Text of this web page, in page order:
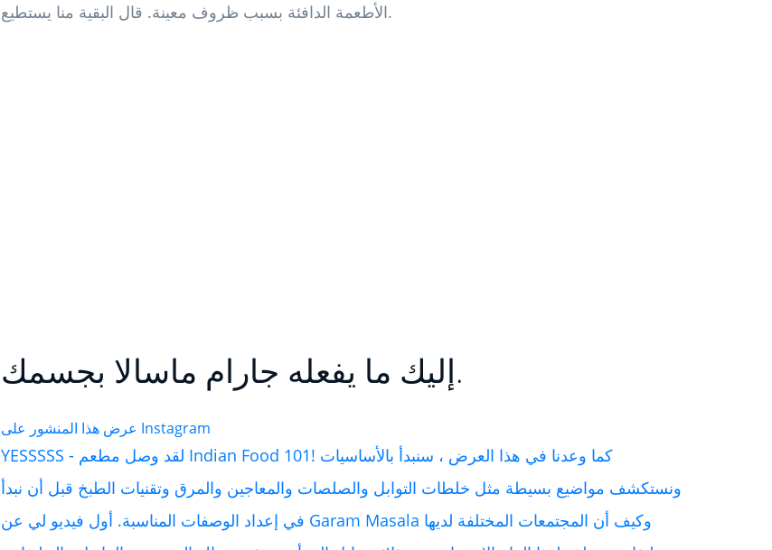
الأطعمة الدافئة بسبب ظروف معينة. قال البقية منا يستطيع.
إليك ما يفعله جارام ماسالا بجسمك.
عرض هذا المنشور على Instagram
YESSSSS - لقد وصل مطعم Indian Food 101! كما وعدنا في هذا العرض ، سنبدأ بالأساسيات
ونستكشف مواضيع بسيطة مثل خلطات التوابل والصلصات والمعاجين والمرق وتقنيات الطبخ قبل أن نبدأ
في إعداد الوصفات المناسبة. أول فيديو لي عن Garam Masala وكيف أن المجتمعات المختلفة لديها